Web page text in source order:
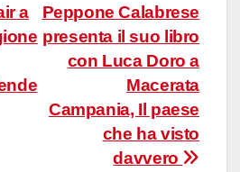
Peppone Calabrese
presenta il suo libro
con Luca Doro a
Macerata
Campania, Il paese
che ha visto
davvero
a